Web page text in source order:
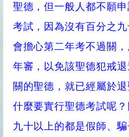
聖德，但一般人都不願
考試，因為沒有百分之
會擔心第二年考不過關
年審，以免該聖德犯戒
關的聖德，就已經屬於
什麼要實行聖德考試呢
九十以上的都是假師、